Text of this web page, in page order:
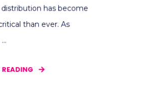
has become
than ever. As